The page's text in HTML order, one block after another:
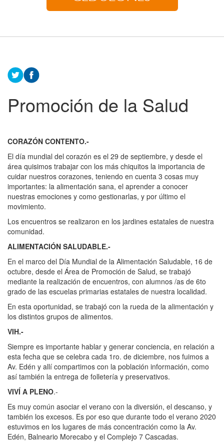
Promoción de la Salud
CORAZÓN CONTENTO.-
El día mundial del corazón es el 29 de septiembre, y desde el
área quisimos trabajar con los más chiquitos la importancia de
cuidar nuestros corazones, teniendo en cuenta 3 cosas muy
importantes: la alimentación sana, el aprender a conocer
nuestras emociones y como gestionarlas, y por último el
movimiento.
Los encuentros se realizaron en los jardines estatales de nuestra
comunidad.
ALIMENTACIÓN SALUDABLE.-
En el marco del Día Mundial de la Alimentación Saludable, 16 de
octubre, desde el Área de Promoción de Salud, se trabajó
mediante la realización de encuentros, con alumnos /as de 6to
grado de las escuelas primarias estatales de nuestra localidad.
En esta oportunidad, se trabajó con la rueda de la alimentación y
los distintos grupos de alimentos.
VIH.-
Siempre es importante hablar y generar conciencia, en relación a
esta fecha que se celebra cada 1ro. de diciembre, nos fuimos a
Av. Edén y allí compartimos con la población información, como
así también la entrega de folletería y preservativos.
VIVÍ A PLENO.-
Es muy común asociar el verano con la diversión, el descanso, y
también los excesos. Es por eso que durante todo el verano 2020
estuvimos en los lugares de más concentración como la Av.
Edén, Balneario Morecabo y el Complejo 7 Cascadas.